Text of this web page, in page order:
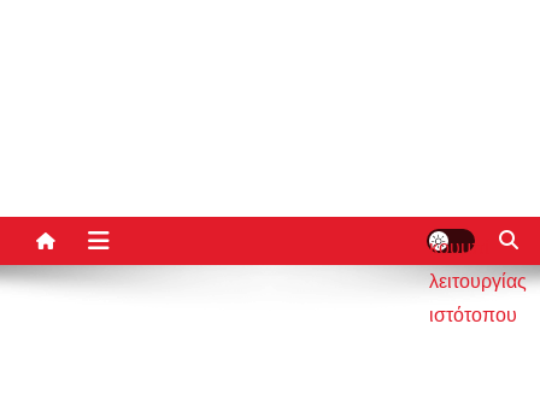
κουμπί
λειτουργίας
ιστότοπου